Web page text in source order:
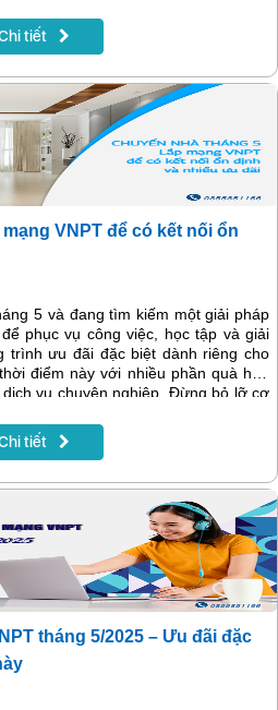
tiết
VNPT để có kết nối ổn
5 và đang tìm kiếm một giải pháp
phục vụ công việc, học tập và giải
trình ưu đãi đặc biệt dành riêng cho
điểm này với nhiều phần quà hấp
vụ chuyên nghiệp. Đừng bỏ lỡ cơ
tiết
tháng 5/2025 – Ưu đãi đặc